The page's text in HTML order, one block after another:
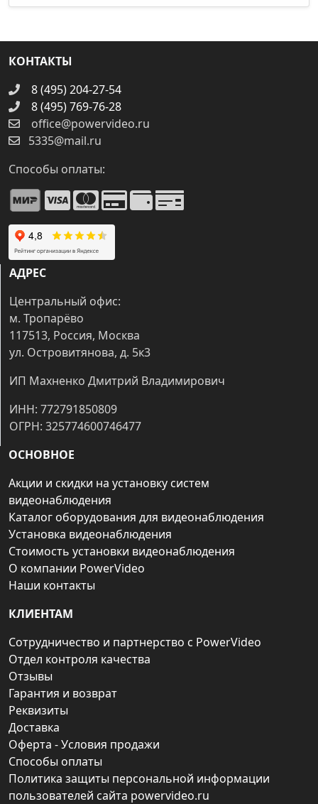
КОНТАКТЫ
8 (495) 204-27-54
8 (495) 769-76-28
office@powervideo.ru
5335@mail.ru
Способы оплаты:
АДРЕС
Центральный офис:
м. Тропарёво
117513, Россия, Москва
ул. Островитянова, д. 5к3
ИП Махненко Дмитрий Владимирович
ИНН: 772791850809
ОГРН: 325774600746477
ОСНОВНОЕ
Акции и скидки на установку систем
видеонаблюдения
Каталог оборудования для видеонаблюдения
Установка видеонаблюдения
Стоимость установки видеонаблюдения
О компании PowerVideo
Наши контакты
КЛИЕНТАМ
Сотрудничество и партнерство с PowerVideo
Отдел контроля качества
Отзывы
Гарантия и возврат
Реквизиты
Доставка
Оферта - Условия продажи
Способы оплаты
Политика защиты персональной информации
пользователей сайта powervideo.ru